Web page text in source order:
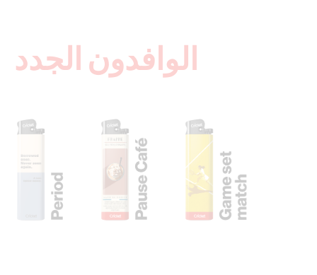
الوافدون الجدد